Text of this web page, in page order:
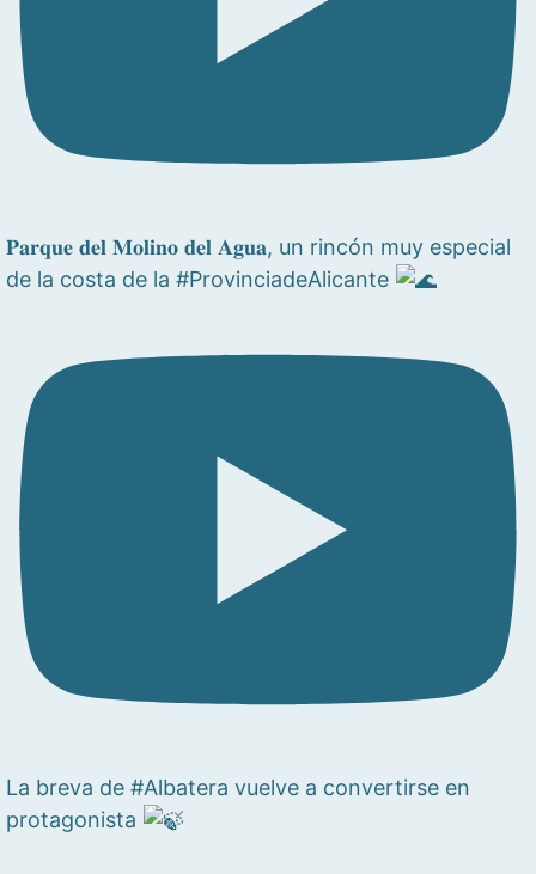
𝐏𝐚𝐫𝐪𝐮𝐞 𝐝𝐞𝐥 𝐌𝐨𝐥𝐢𝐧𝐨 𝐝𝐞𝐥 𝐀𝐠𝐮𝐚, un rincón muy especial
de la costa de la #ProvinciadeAlicante
La breva de #Albatera vuelve a convertirse en
protagonista